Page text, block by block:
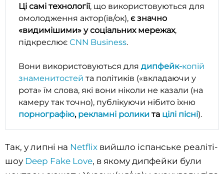
Ці самі технології, що використовуються для
омолодження актор(ів/ок),є значно
«видимішими» у соціальних мережах,
підкреслюєCNN Business.
Вони використовуються длядипфейк-копій
знаменитостей та політиків («вкладаючи у
рота» їм слова, які вони ніколи не казали (на
камеру так точно), публікуючи нібито їхню
порнографію, рекламні ролики та цілі пісні).
Так, у липні на Netflix вийшло іспанське реаліті-
шоу Deep Fake Love, в якому дипфейки були